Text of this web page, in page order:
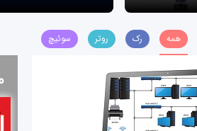
همه رک روتر سوئیچ